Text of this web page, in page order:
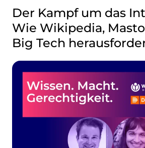
Der Kampf um das
Wie Wikipedia,
Big Tech